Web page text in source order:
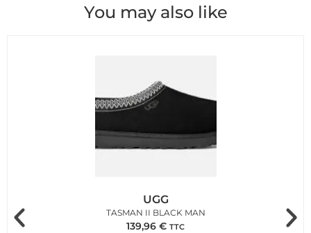
You may also like
UGG
TASMAN II BLACK MAN
139,96 € TTC